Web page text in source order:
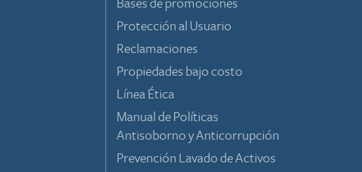
Bases de promociones
Protección al Usuario
Reclamaciones
Propiedades bajo costo
Línea Ética
Manual de Políticas
Antisoborno y Anticorrupción
Prevención Lavado de Activos